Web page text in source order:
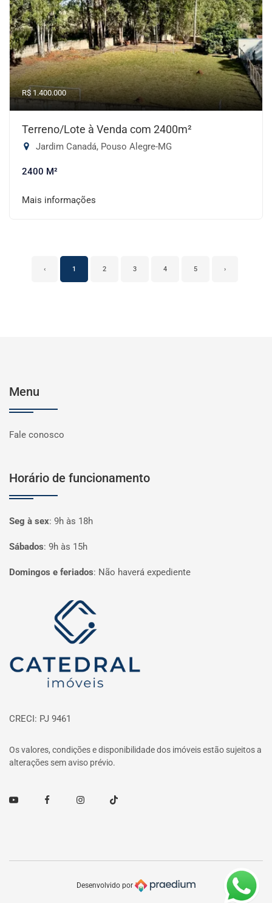
R$ 1.400.000
Terreno/Lote à Venda com 2400m²
Jardim Canadá, Pouso Alegre-MG
2400 M²
Mais informações
‹ 1 2 3 4 5 ›
Menu
Fale conosco
Horário de funcionamento
Seg à sex: 9h às 18h
Sábados: 9h às 15h
Domingos e feriados: Não haverá expediente
Página inicial
CRECI: PJ 9461
Os valores, condições e disponibilidade dos imóveis estão sujeitos a
alterações sem aviso prévio.
Youtube FacebookInstagramTikTok
Desenvolvido por